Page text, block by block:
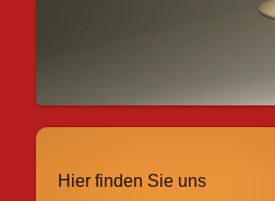
Hier finden Sie uns